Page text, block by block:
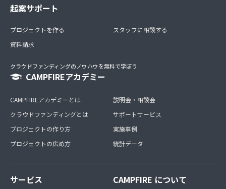
起案サポート
プロジェクトを作る
資料請求
スタッフに相談する
クラウドファンディングのノウハウを無料で学ぼう
CAMPFIREアカデミー
CAMPFIREアカデミーとは
クラウドファンディングとは
プロジェクトの作り方
プロジェクトの広め方
説明会・相談会
サポートサービス
実施事例
統計データ
サービス CAMPFIRE について